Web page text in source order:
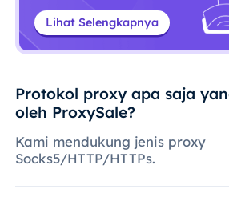
Lihat Selengkapnya
Protokol proxy apa saja
oleh ProxySale?
Kami mendukung jenis proxy
Socks5/HTTP/HTTPs.